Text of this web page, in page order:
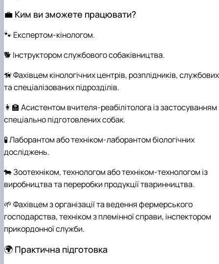
💼 Ким ви зможете працювати?
🐾 Експертом-кінологом.
🐕 Інструктором службового собаківництва.
🦮 Фахівцем кінологічних центрів, розплідників, службових
та спеціалізованих підрозділів.
👩‍🏫 Асистентом вчителя-реабілітолога із застосуванням
спеціально підготовлених собак.
🧪 Лаборантом або техніком-лаборантом біологічних
досліджень.
🐄 Зоотехніком, технологом або техніком-технологом із
виробництва та переробки продукції тваринництва.
🌱 Фахівцем з організації та ведення фермерського
господарства, техніком з племінної справи, інспектором
прикордонної служби.
🌍 Практична підготовка